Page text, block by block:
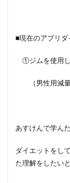
■現在のアプリ
①ジムを使用し
（男性用減量
あすけんで学ん
ダイエットをし
た理解をしたい